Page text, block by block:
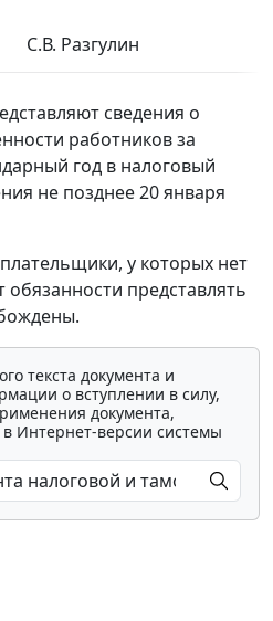
С.В. Разгулин
сведения о
работников за
год в налоговый
не позднее 20 января
у которых нет
представлять
текста документа и
о вступлении в силу,
документа,
в Интернет-версии системы